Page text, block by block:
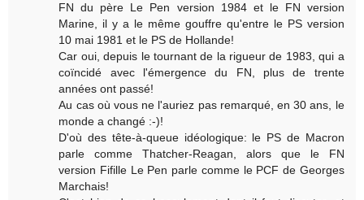
FN du père Le Pen version 1984 et le FN version
Marine, il y a le même gouffre qu'entre le PS version
10 mai 1981 et le PS de Hollande!
Car oui, depuis le tournant de la rigueur de 1983, qui a
coïncidé avec l'émergence du FN, plus de trente
années ont passé!
Au cas où vous ne l'auriez pas remarqué, en 30 ans, le
monde a changé :-)!
D'où des tête-à-queue idéologique: le PS de Macron
parle comme Thatcher-Reagan, alors que le FN
version Fifille Le Pen parle comme le PCF de Georges
Marchais!